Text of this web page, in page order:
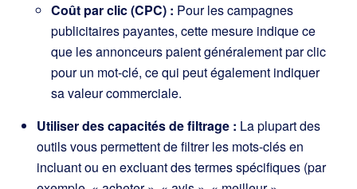
Coût par clic (CPC) : Pour les campagnes
publicitaires payantes, cette mesure indique ce
que les annonceurs paient généralement par clic
pour un mot-clé, ce qui peut également indiquer
sa valeur commerciale.
Utiliser des capacités de filtrage : La plupart des
outils vous permettent de filtrer les mots-clés en
incluant ou en excluant des termes spécifiques (par